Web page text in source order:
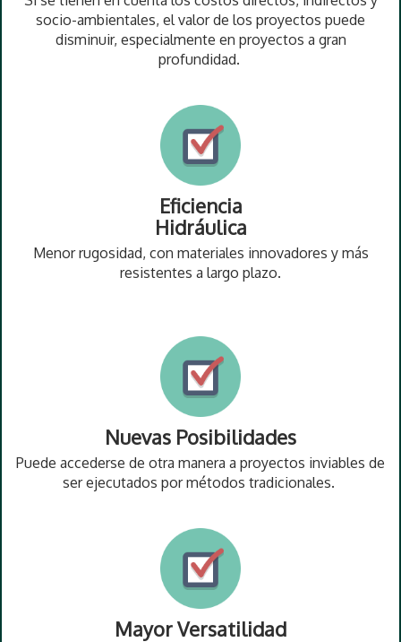
socio-ambientales, el valor de los proyectos puede
disminuir, especialmente en proyectos a gran
profundidad.
Eficiencia
Hidráulica
Menor rugosidad, con materiales innovadores y más
resistentes a largo plazo.
Nuevas Posibilidades
Puede accederse de otra manera a proyectos inviables de
ser ejecutados por métodos tradicionales.
Mayor Versatilidad